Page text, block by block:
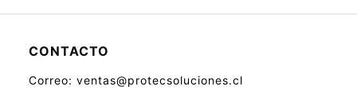
CONTACTO
Correo: ventas@protecsoluciones.cl